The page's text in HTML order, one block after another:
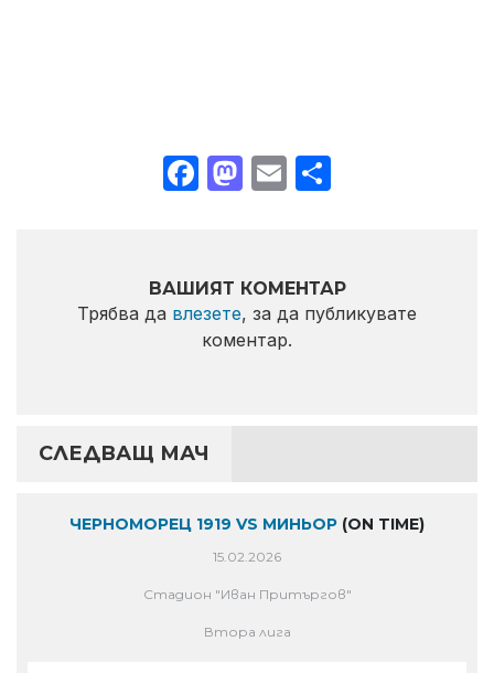
Facebook
Mastodon
Email
ВАШИЯТ КОМЕНТАР
Трябва да влезете, за да публикувате
коментар.
СЛЕДВАЩ МАЧ
ЧЕРНОМОРЕЦ 1919 VS МИНЬОР (ON TIME)
15.02.2026
Стадион "Иван Притъргов"
Втора лига